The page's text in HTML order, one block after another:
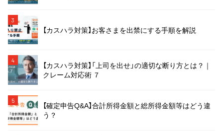
3
【カスハラ対策】お客さまを出禁にする手順を解説
4
【カスハラ対策】「上司を出せ」の適切な断り方とは？｜
クレーム対応術 ７
5
【確定申告Q&A】合計所得金額と総所得金額等はどう違
う？